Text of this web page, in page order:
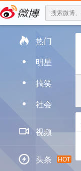
 热门
D 明星
D 搞笑
D 社会
 视频
 头条 HOT